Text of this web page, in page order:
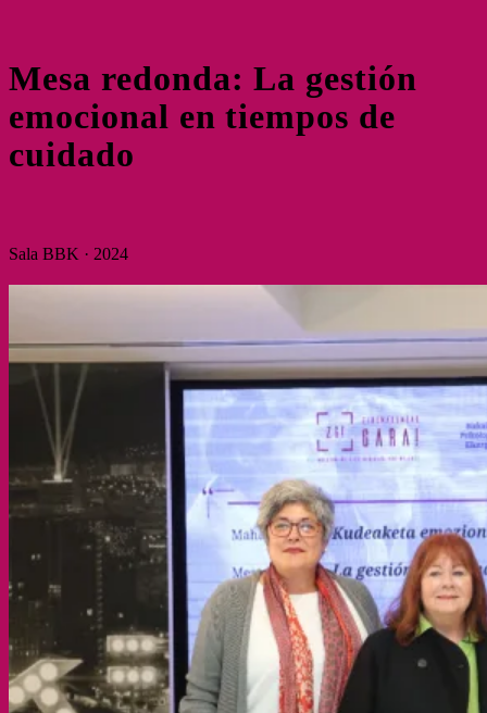
Mesa redonda: La gestión
emocional en tiempos de
cuidado
Sala BBK · 2024